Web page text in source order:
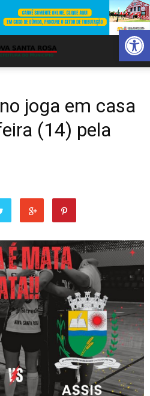
Abrir
joga em casa
(14) pela